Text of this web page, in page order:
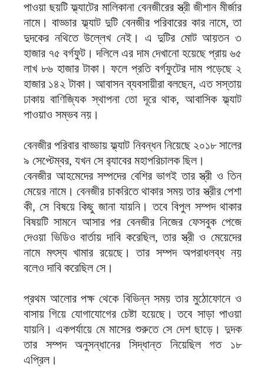
পাওয়া ছয়টি ফ্ল্যাটের মালিকানা বেনজীরের স্ত্রী জীশান মীর্জার
নামে। বাড্ডার ফ্ল্যাট দুটি বেনজীর পরিবারের কার নামে, তা
দুদকের নথিতে উল্লেখ নেই। এ দুটির মোট আয়তন ৩
হাজার ৭৫ বর্গফুট। দলিলে এর দাম দেখানো হয়েছে প্রায় ৬৫
লাখ ৮৬ হাজার টাকা। ফলে প্রতি বর্গফুটের দাম পড়েছে ২
হাজার ১৪২ টাকা। আবাসন ব্যবসায়ীরা বলছেন, এত সস্তায়
ঢাকায় বাণিজ্যিক স্থাপনা তো দূরে থাক, আবাসিক ফ্ল্যাট
পাওয়াও সম্ভব নয়।
বেনজীর পরিবার বাড্ডায় ফ্ল্যাট নিবন্ধন নিয়েছে ২০১৮ সালের
৯ সেপ্টেম্বর, যখন সে র‌্যাবের মহাপরিচালক ছিল।
বেনজীর আহমেদের সম্পদের বেশির ভাগই তার স্ত্রী ও তিন
মেয়ের নামে। বেনজীর চাকরিতে থাকার সময় তার স্ত্রীর পেশা
কী, সে বিষয়ে কিছু জানা যায়নি। তবে বিপুল সম্পদ থাকার
বিষয়টি সামনে আসার পর বেনজীর নিজের ফেসবুক পেজে
দেওয়া ভিডিও বার্তায় দাবি করেছিল, তার স্ত্রী ও মেয়েদের
নামে মৎস্য খামার রয়েছে। তার সম্পদ অপরাধলব্ধ নয়
বলেও দাবি করেছিল সে।
প্রথম আলোর পক্ষ থেকে বিভিন্ন সময় তার মুঠোফোনে ও
বাসায় গিয়ে যোগাযোগের চেষ্টা হয়েছে। তবে সাড়া পাওয়া
যায়নি। একপর্যায়ে মে মাসের শুরুতে সে দেশ ছাড়ে। দুদক
তার সম্পদ অনুসন্ধানের সিদ্ধান্ত নিয়েছিল গত ১৮
এপ্রিল।